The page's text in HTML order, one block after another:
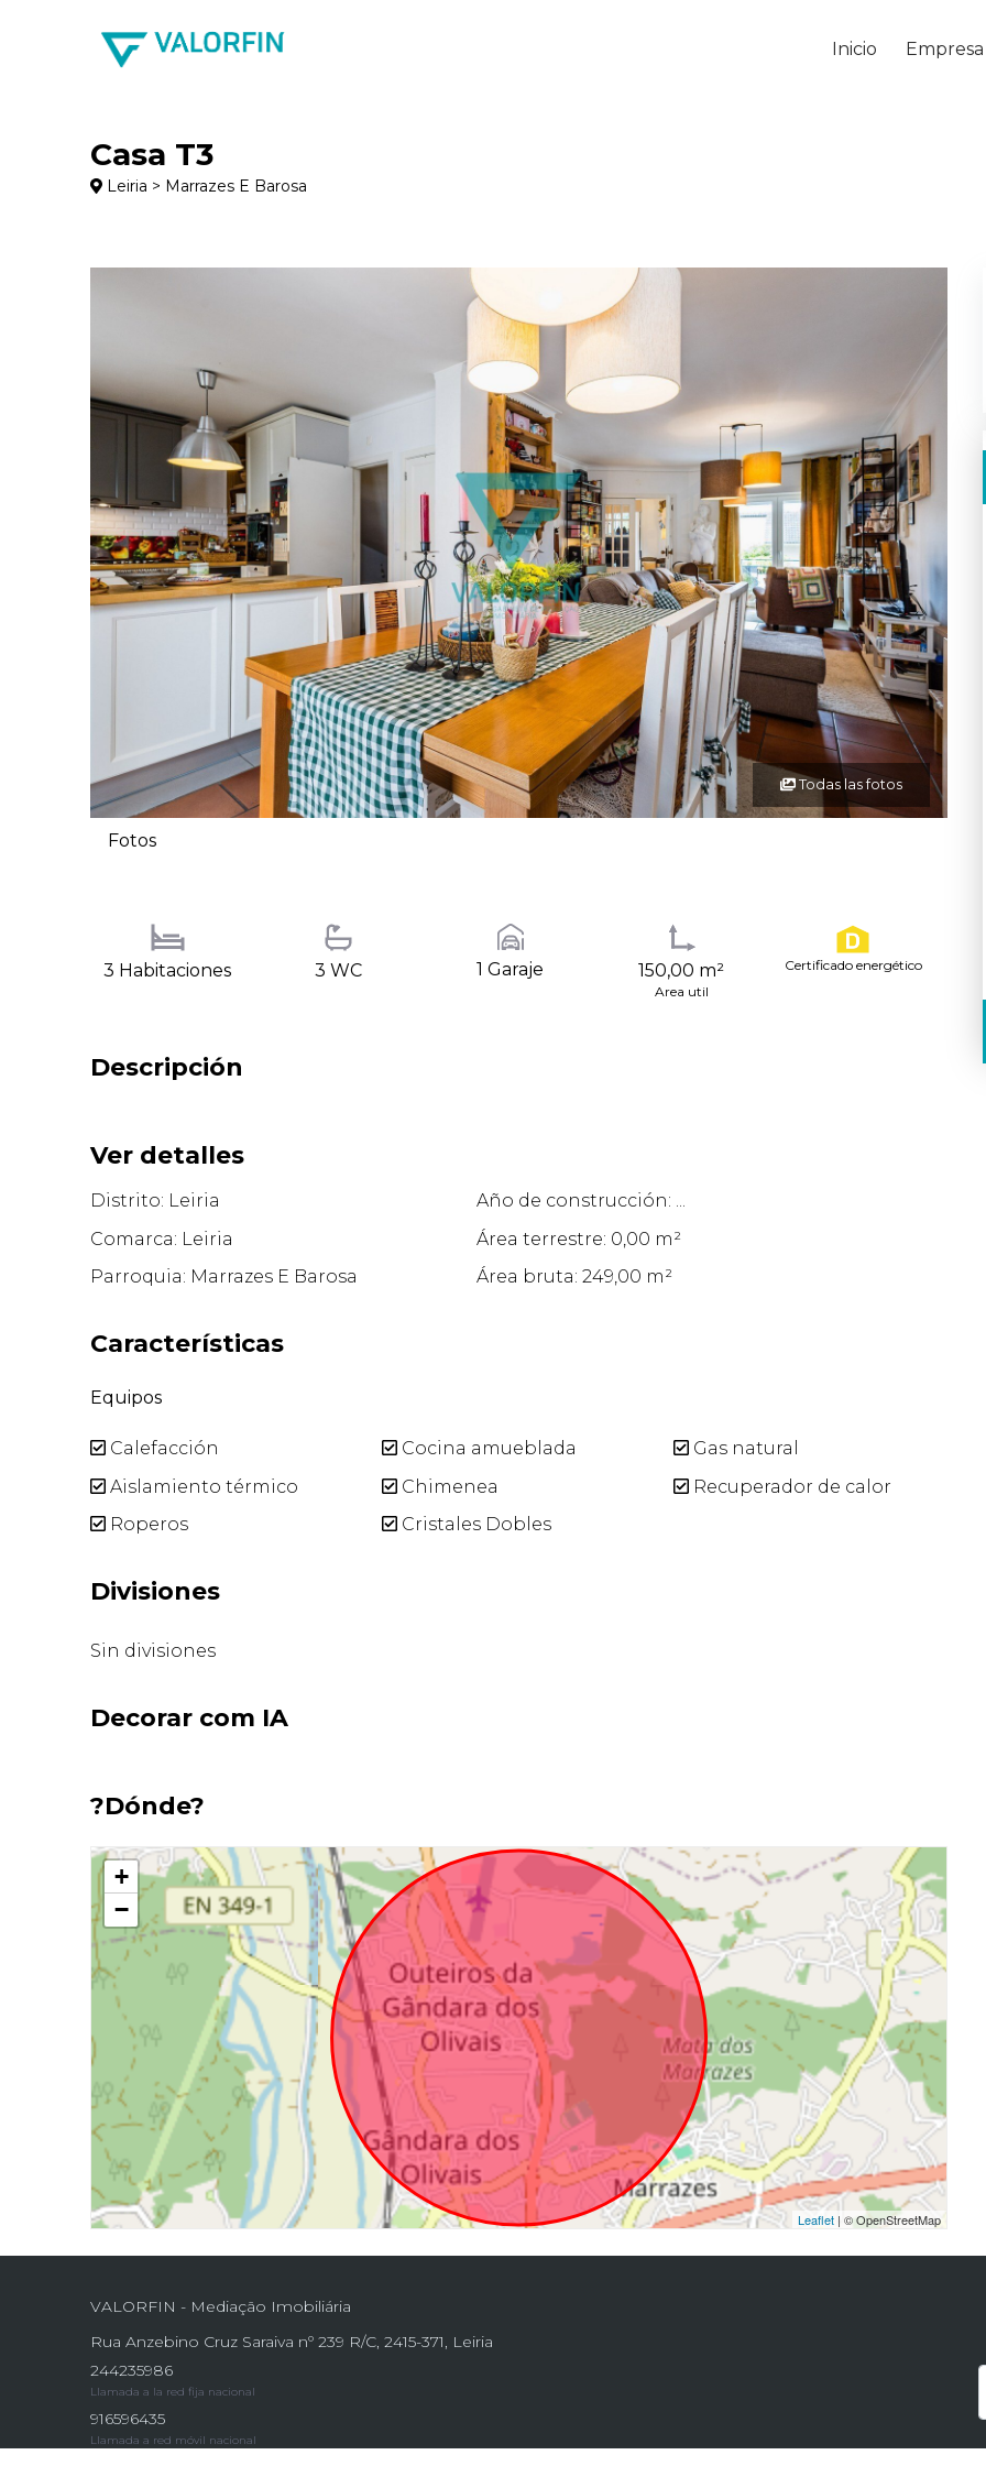
Inicio Empresa
Casa T3
Leiria > Marrazes E Barosa
Todas las fotos
Fotos
3 Habitaciones 3 WC 1 Garaje 150,00 m²
Area util
Certificado energético
Descripción
Ver detalles
Distrito: Leiria
Año de construcción: ...
Comarca: Leiria
Área terrestre: 0,00 m²
Parroquia: Marrazes E Barosa
Área bruta: 249,00 m²
Características
Equipos
Calefacción Cocina amueblada
Gas natural
Aislamiento térmico
Chimenea
Recuperador de calor
Roperos
Cristales Dobles
Divisiones
Sin divisiones
Decorar com IA
?Dónde?
+
−
Leaflet| © OpenStreetMap
VALORFIN - Mediação Imobiliária
Rua Anzebino Cruz Saraiva nº 239 R/C, 2415-371, Leiria
244235986
Llamada a la red fija nacional
916596435
Llamada a red móvil nacional